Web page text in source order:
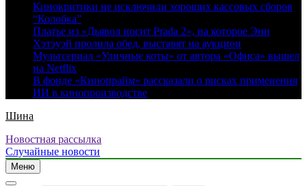
Кинокритики не исключили хороших кассовых сборов
“Колобка”
Платье из «Дьявол носит Prada 2», на которое Энн
Хэтэуэй пролила обед, выставят на аукцион
Мультсериал «Уличные коты» от автора «Офиса» вышел
на Netflix
В фонде «Кинопрайм» рассказали о рисках применения
ИИ в кинопроизводстве
Шина
Новостная рассылка
Случайные новости
Меню